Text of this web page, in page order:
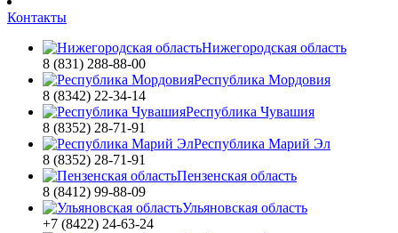
Контакты
Нижегородская область
8 (831) 288-88-00
Республика Мордовия
8 (8342) 22-34-14
Республика Чувашия
8 (8352) 28-71-91
Республика Марий Эл
8 (8352) 28-71-91
Пензенская область
8 (8412) 99-88-09
Ульяновская область
+7 (8422) 24-63-24